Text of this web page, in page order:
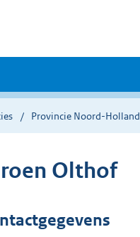
Provincie Noord-Holland
Olthof